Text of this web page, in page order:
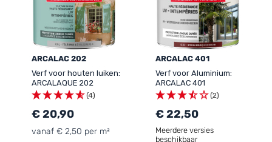
ARCALAC 202
Verf voor houten luiken:
ARCALAQUE 202
(4)
€ 20,90
vanaf € 2,50 per m²
ARCALAC 401
Verf voor Aluminium:
ARCALAC 401
(2)
€ 22,50
Meerdere versies
beschikbaar